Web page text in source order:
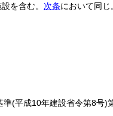
を含む。 次条において同じ
準(平成10年建設省令第8号)